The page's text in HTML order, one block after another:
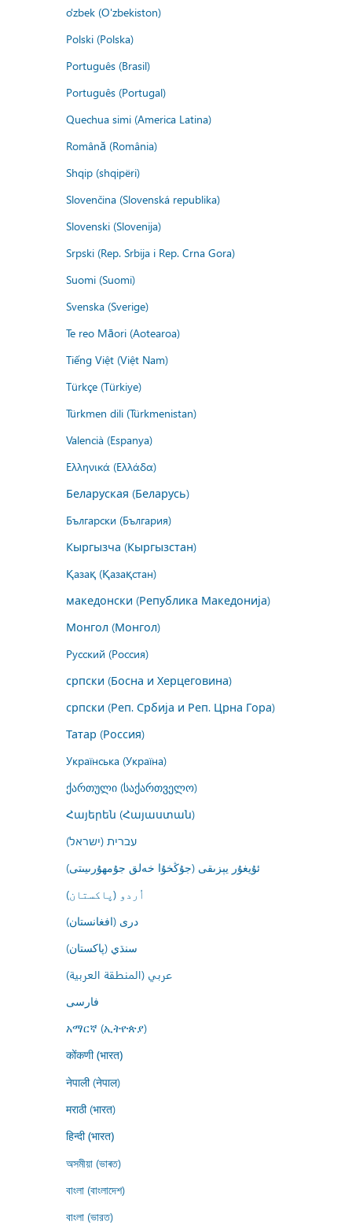
o'zbek (O'zbekiston)
Polski (Polska)
Português (Brasil)
Português (Portugal)
Quechua simi (America Latina)
Română (România)
Shqip (shqipëri)
Slovenčina (Slovenská republika)
Slovenski (Slovenija)
Srpski (Rep. Srbija i Rep. Crna Gora)
Suomi (Suomi)
Svenska (Sverige)
Te reo Māori (Aotearoa)
Tiếng Việt (Việt Nam)
Türkçe (Türkiye)
Türkmen dili (Türkmenistan)
Valencià (Espanya)
Ελληνικά (Ελλάδα)
Беларуская (Беларусь)
Български (България)
Кыргызча (Кыргызстан)
Қазақ (Қазақстан)
македонски (Република Македонија)
Монгол (Монгол)
Русский (Россия)
српски (Босна и Херцеговина)
српски (Реп. Србија и Реп. Црна Гора)
Татар (Россия)
Українська (Україна)
ქართული (საქართველო)
Հայերեն (Հայաստան)
עברית (ישראל)
ئۇيغۇر يېزىقى (جۇڭخۇا خەلق جۇمھۇرىيىتى)
اُردو (پاکستان)
درى (افغانستان)
سنڌي (پاکستان)
عربي (المنطقة العربية)
فارسى
አማርኛ (ኢትዮጵያ)
कोंकणी (भारत)
नेपाली (नेपाल)
मराठी (भारत)
हिन्दी (भारत)
অসমীয়া (ভাৰত)
বাংলা (বাংলাদেশ)
বাংলা (ভারত)